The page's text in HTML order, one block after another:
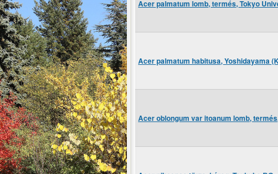
Acer palmatum lomb, termés, Tokyo
Acer palmatum habitusa, Yoshidayama
Acer oblongum var itoanum lomb,